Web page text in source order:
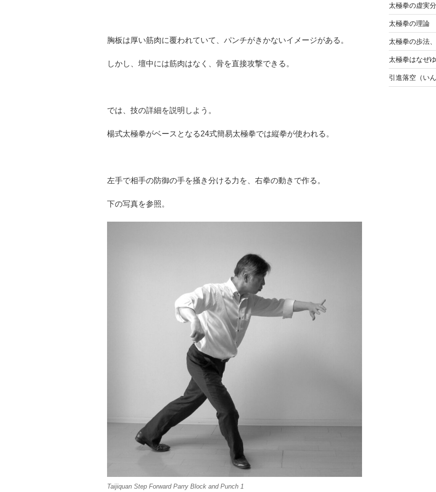
胸板は厚い筋肉に覆われていて、パンチがきかないイメージがある。
しかし、壇中には筋肉はなく、骨を直接攻撃できる。
では、技の詳細を説明しよう。
楊式太極拳がベースとなる24式簡易太極拳では縦拳が使われる。
左手で相手の防御の手を掻き分ける力を、右拳の動きで作る。
下の写真を参照。
Taijiquan Step Forward Parry Block and Punch 1
太極拳の虚実
太極拳の理
太極拳の歩法
太極拳はなぜ
引進落空（い